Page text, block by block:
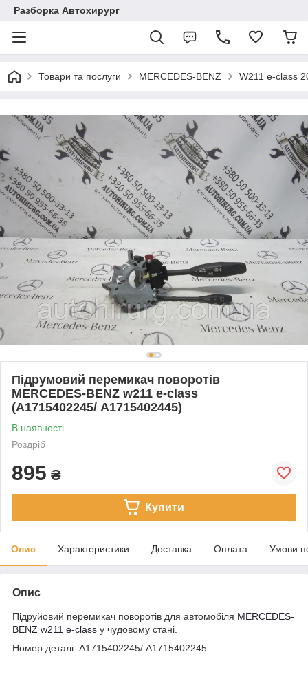
Разборка Автохирург
Товари та послуги MERCEDES-BENZ W211 e-class
Підрумовий перемикач поворотів
MERCEDES-BENZ w211 e-class
(A1715402245/ A1715402445)
В наявності
Роздріб
895 ₴
Купити
Опис Характеристики Доставка Оплата Умови
Опис
Підруйовий перемикач поворотів для автомобіля MERCEDES-
BENZ w211 e-class у чудовому стані.
Номер деталі: A1715402245/ A1715402245